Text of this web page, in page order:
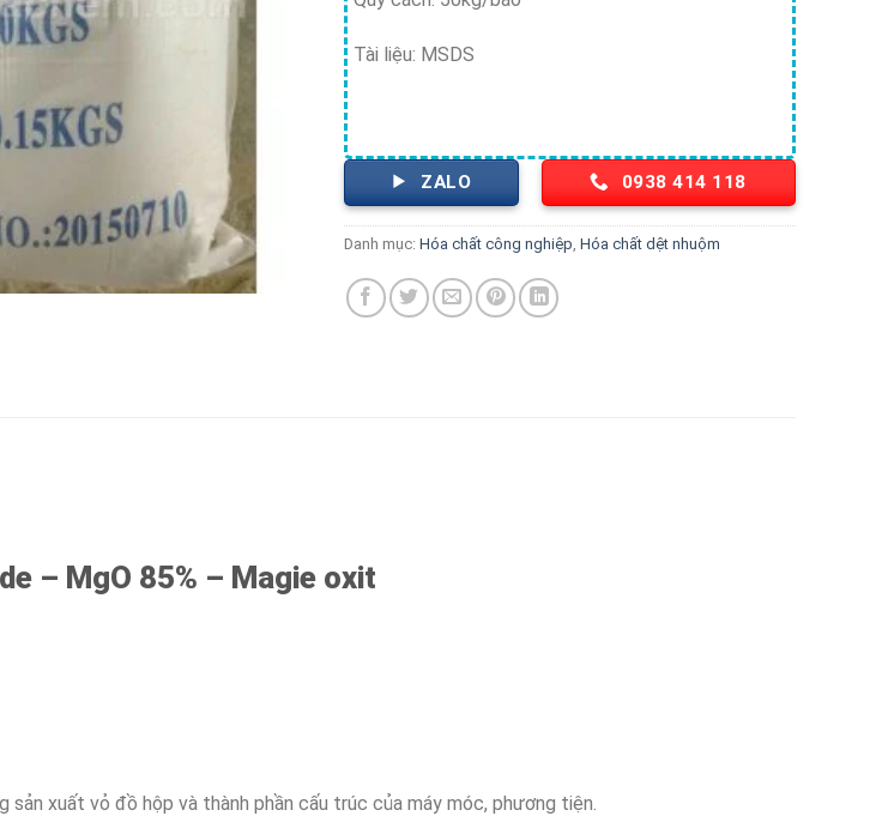
Tài liệu: MSDS
ZALO 0938 414 118
Danh mục:Hóa chất công nghiệp,Hóa chất dệt nhuộm
– MgO 85% – Magie oxit
xuất vỏ đồ hộp và thành phần cấu trúc của máy móc, phương tiện.